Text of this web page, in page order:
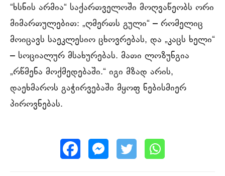
“ხსნის არმია“ საქართველოში მოღვაწეობს ორი
მიმართულებით: „ღმერთს გული“ – რომელიც
მოიცავს საეკლესიო ცხოვრებას, და „კაცს ხელი“
– სოციალურ მსახურებას. მათი ლოზუნგია
„რწმენა მოქმედებაში.“ იგი მზად არის,
დაეხმაროს გაჭირვებაში მყოფ ნებისმიერ
პიროვნებას.